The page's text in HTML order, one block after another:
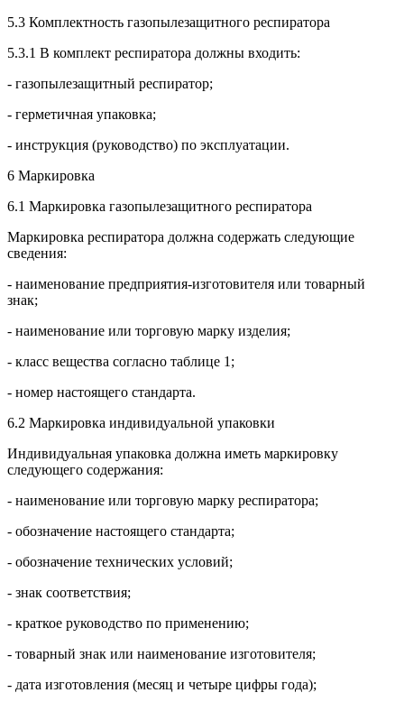
5.3 Комплектность газопылезащитного респиратора
5.3.1 В комплект респиратора должны входить:
- газопылезащитный респиратор;
- герметичная упаковка;
- инструкция (руководство) по эксплуатации.
6 Маркировка
6.1 Маркировка газопылезащитного респиратора
Маркировка респиратора должна содержать следующие
сведения:
- наименование предприятия-изготовителя или товарный
знак;
- наименование или торговую марку изделия;
- класс вещества согласно таблице 1;
- номер настоящего стандарта.
6.2 Маркировка индивидуальной упаковки
Индивидуальная упаковка должна иметь маркировку
следующего содержания:
- наименование или торговую марку респиратора;
- обозначение настоящего стандарта;
- обозначение технических условий;
- знак соответствия;
- краткое руководство по применению;
- товарный знак или наименование изготовителя;
- дата изготовления (месяц и четыре цифры года);